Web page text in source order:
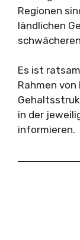
Regionen
ländlichen
Es ist
Rahmen
in der
informieren.